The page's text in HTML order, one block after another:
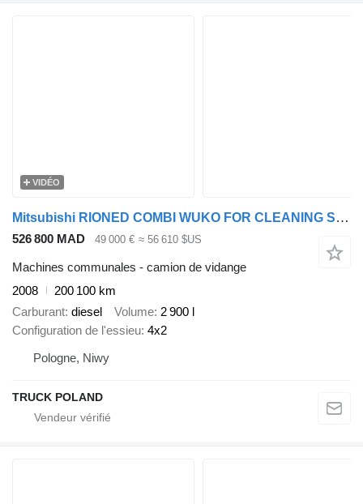
VIDÉO
Mitsubishi RIONED COMBI WUKO FOR CLEANING SEWAGE
526 800 MAD 49 000 € ≈ 56 610 $US
Machines communales - camion de vidange
2008
200 100 km
Carburant diesel Volume 2 900 l
Configuration de l'essieu 4x2
Pologne, Niwy
TRUCK POLAND